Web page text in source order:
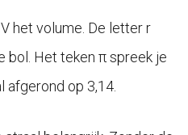
het volume. De letter r
bol. Het teken π spreek je
op 3,14.